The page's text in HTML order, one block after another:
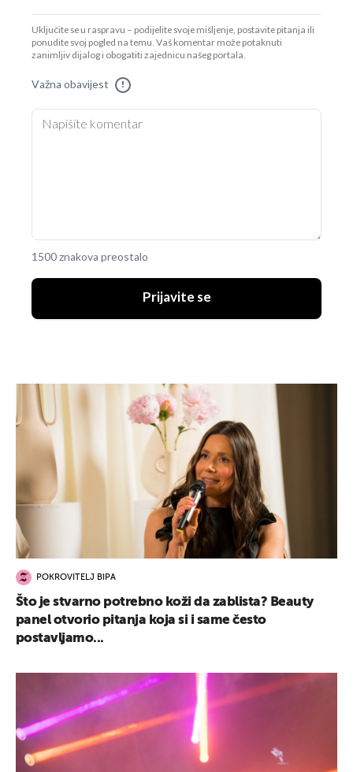
Uključite se u raspravu – podijelite svoje mišljenje, postavite pitanja ili
ponudite svoj pogled na temu. Vaš komentar može potaknuti
zanimljiv dijalog i obogatiti zajednicu našeg portala.
Važna obavijest !
1500 znakova preostalo
Prijavite se
POKROVITELJ BIPA
Što je stvarno potrebno koži da zablista? Beauty
panel otvorio pitanja koja si i same često
postavljamo...